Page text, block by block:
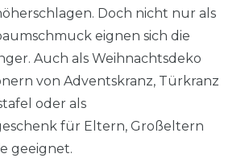
Doch nicht nur als
eignen sich die
Auch als Weihnachtsdeko
von Adventskranz, Türkranz
oder als
für Eltern, Großeltern
geeignet.